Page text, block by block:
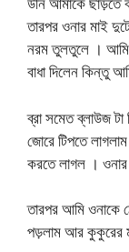
তারপর ওনার মাই
নরম তুলতুলে । আমি
বাধা দিলেন কিন্তু
ব্রা সমেত ব্লাউজ
জোরে টিপতে
করতে লাগল । ওনার
তারপর আমি ওনাকে
পড়লাম আর কুকুরের